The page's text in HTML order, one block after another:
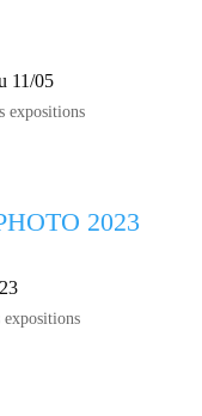
11/05
expositions
expositions